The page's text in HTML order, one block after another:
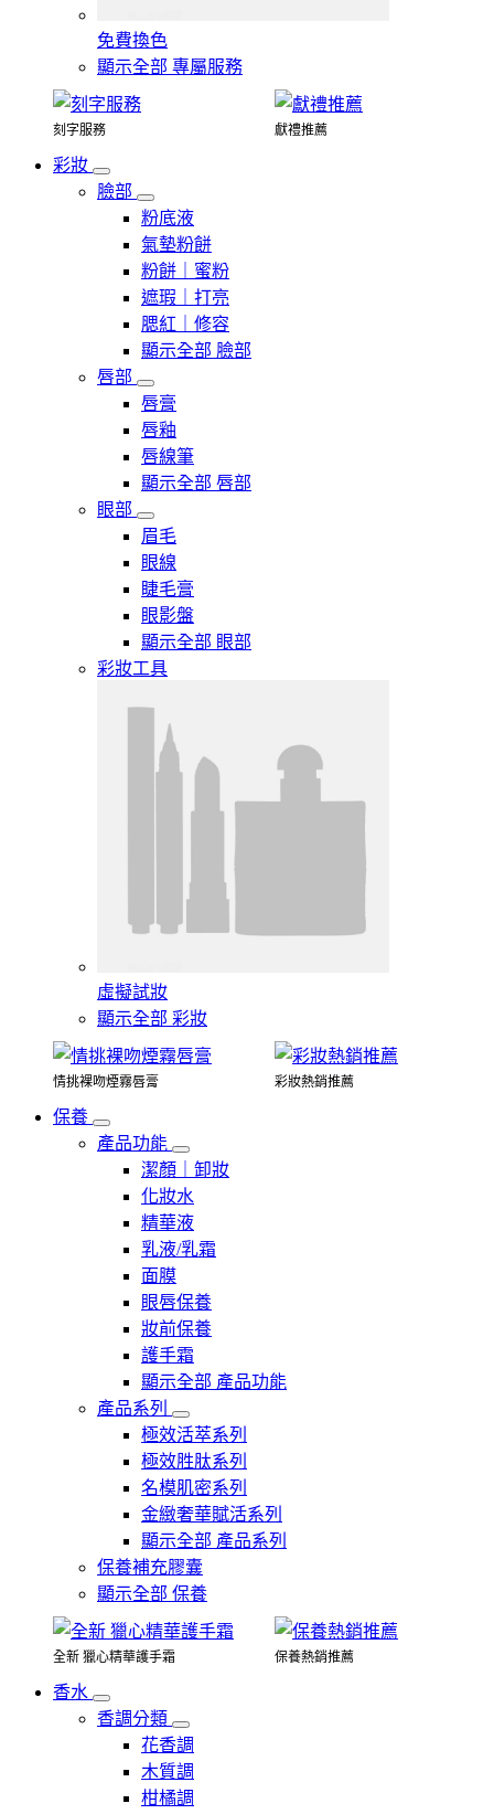
免費換色
顯示全部 專屬服務
刻字服務 獻禮推薦
彩妝
臉部
粉底液
氣墊粉餅
粉餅｜蜜粉
遮瑕｜打亮
腮紅｜修容
顯示全部 臉部
唇部
唇膏
唇釉
唇線筆
顯示全部 唇部
眼部
眉毛
眼線
睫毛膏
眼影盤
顯示全部 眼部
彩妝工具
虛擬試妝
顯示全部 彩妝
情挑裸吻煙霧唇膏 彩妝熱銷推薦
保養
產品功能
潔顏｜卸妝
化妝水
精華液
乳液/乳霜
面膜
眼唇保養
妝前保養
護手霜
顯示全部 產品功能
產品系列
極效活萃系列
極效胜肽系列
名模肌密系列
金緻奢華賦活系列
顯示全部 產品系列
保養補充膠囊
顯示全部 保養
全新 獵心精華護手霜 保養熱銷推薦
香水
香調分類
花香調
木質調
柑橘調